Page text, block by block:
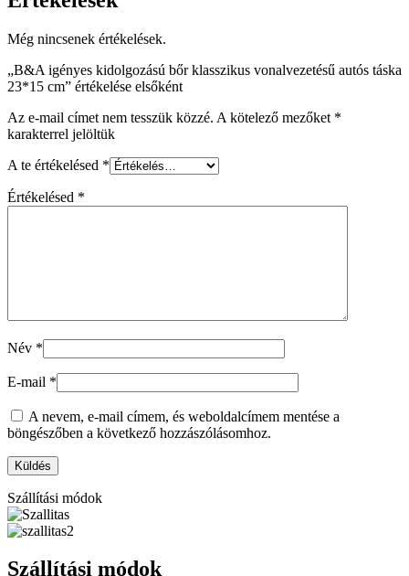
Még nincsenek értékelések.
„B&A igényes kidolgozású bőr klasszikus vonalvezetésű autós táska
23*15 cm” értékelése elsőként
Az e-mail címet nem tesszük közzé. A kötelező mezőket *
karakterrel jelöltük
A te értékelésed *
Értékelésed *
Név *
E-mail *
A nevem, e-mail címem, és weboldalcímem mentése a
böngészőben a következő hozzászólásomhoz.
Szállítási módok
Szállítási módok